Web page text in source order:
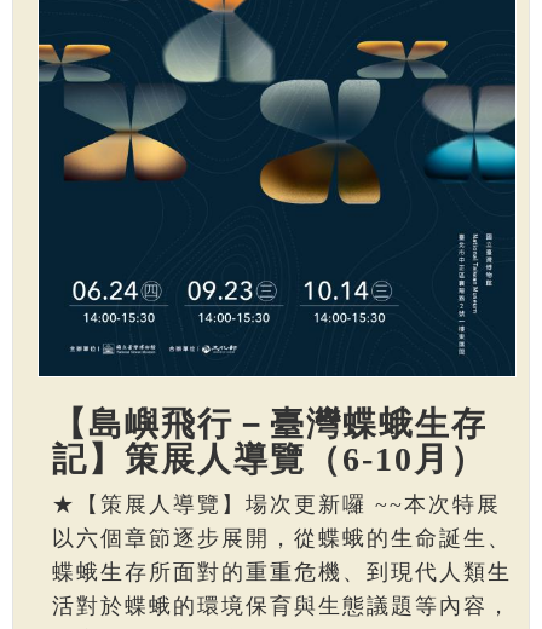
【島嶼飛行－臺灣蝶蛾生存
記】策展人導覽（6-10月）
★【策展人導覽】場次更新囉 ~~本次特展
以六個章節逐步展開，從蝶蛾的生命誕生、
蝶蛾生存所面對的重重危機、到現代人類生
活對於蝶蛾的環境保育與生態議題等內容，